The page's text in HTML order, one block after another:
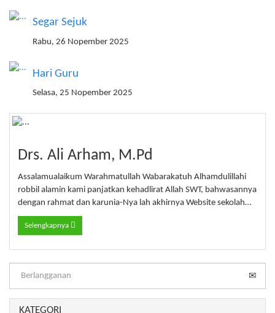
Segar Sejuk
Rabu, 26 Nopember 2025
Hari Guru
Selasa, 25 Nopember 2025
Drs. Ali Arham, M.Pd
Assalamualaikum Warahmatullah Wabarakatuh Alhamdulillahi
robbil alamin kami panjatkan kehadlirat Allah SWT, bahwasannya
dengan rahmat dan karunia-Nya lah akhirnya Website sekolah…
Selengkapnya
KATEGORI